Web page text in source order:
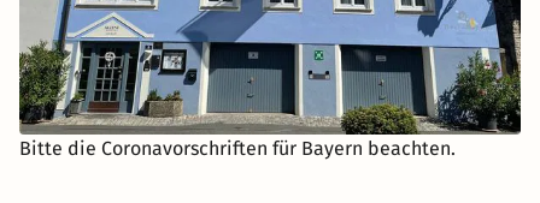
Bitte die Coronavorschriften für Bayern beachten.